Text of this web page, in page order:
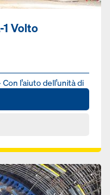
1 Volto
l’aiuto dell’unità di
SL-1 Volto...